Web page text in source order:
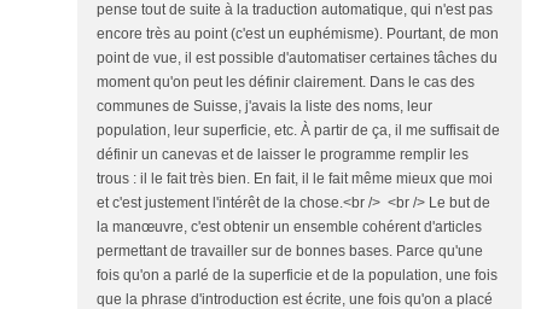
pense tout de suite à la traduction automatique, qui n'est pas
encore très au point (c'est un euphémisme). Pourtant, de mon
point de vue, il est possible d'automatiser certaines tâches du
moment qu'on peut les définir clairement. Dans le cas des
communes de Suisse, j'avais la liste des noms, leur
population, leur superficie, etc. À partir de ça, il me suffisait de
définir un canevas et de laisser le programme remplir les
trous : il le fait très bien. En fait, il le fait même mieux que moi
et c'est justement l'intérêt de la chose.<br /> <br /> Le but de
la manœuvre, c'est obtenir un ensemble cohérent d'articles
permettant de travailler sur de bonnes bases. Parce qu'une
fois qu'on a parlé de la superficie et de la population, une fois
que la phrase d'introduction est écrite, une fois qu'on a placé